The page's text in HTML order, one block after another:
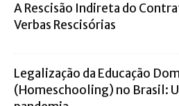
A Rescisão Indireta do
Verbas Rescisórias
Legalização da Educação
(Homeschooling) no Brasil: